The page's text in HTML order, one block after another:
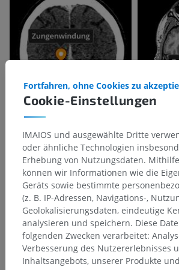
Cookie-Einstellungen
Fortfahren, ohne Cookies zu
IMAIOS und ausgewählte Dritte
oder ähnliche Technologien
Erhebung von Nutzungsdaten.
können wir Informationen wie die
Geräts sowie bestimmte
(z. B. IP-Adressen, Navigations-,
Geolokalisierungsdaten, eindeutige
analysieren und speichern. Diese
folgenden Zwecken verarbeitet:
Verbesserung des Nutzererlebnisses
Inhaltsangebots, unserer Produkte und